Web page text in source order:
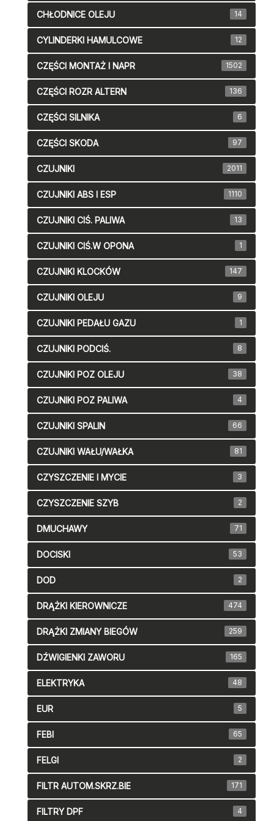
CHŁODNICE OLEJU 14
CYLINDERKI HAMULCOWE 12
CZĘŚCI MONTAŻ I NAPR 1502
CZĘŚCI ROZR ALTERN 136
CZĘŚCI SILNIKA 6
CZĘŚCI SKODA 97
CZUJNIKI 2011
CZUJNIKI ABS I ESP 1110
CZUJNIKI CIŚ. PALIWA 13
CZUJNIKI CIŚ.W OPONA 1
CZUJNIKI KLOCKÓW 147
CZUJNIKI OLEJU 9
CZUJNIKI PEDAŁU GAZU 1
CZUJNIKI PODCIŚ. 8
CZUJNIKI POZ OLEJU 38
CZUJNIKI POZ PALIWA 4
CZUJNIKI SPALIN 66
CZUJNIKI WAŁU/WAŁKA 81
CZYSZCZENIE I MYCIE 3
CZYSZCZENIE SZYB 2
DMUCHAWY 71
DOCISKI 53
DOD 2
DRĄŻKI KIEROWNICZE 474
DRĄŻKI ZMIANY BIEGÓW 259
DŹWIGIENKI ZAWORU 165
ELEKTRYKA 48
EUR 5
FEBI 65
FELGI 2
FILTR AUTOM.SKRZ.BIE 171
FILTRY DPF 4